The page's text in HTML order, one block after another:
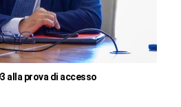
alla prova di accesso